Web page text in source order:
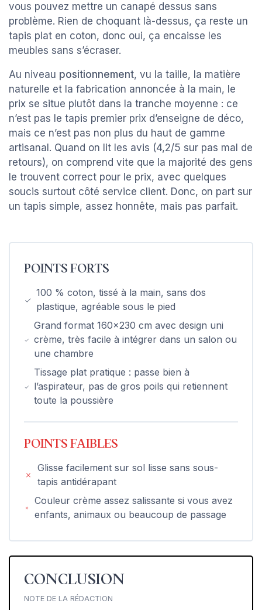
vous pouvez mettre un canapé dessus sans
problème. Rien de choquant là-dessus, ça reste un
tapis plat en coton, donc oui, ça encaisse les
meubles sans s’écraser.
Au niveau positionnement, vu la taille, la matière
naturelle et la fabrication annoncée à la main, le
prix se situe plutôt dans la tranche moyenne : ce
n’est pas le tapis premier prix d’enseigne de déco,
mais ce n’est pas non plus du haut de gamme
artisanal. Quand on lit les avis (4,2/5 sur pas mal de
retours), on comprend vite que la majorité des gens
le trouvent correct pour le prix, avec quelques
soucis surtout côté service client. Donc, on part sur
un tapis simple, assez honnête, mais pas parfait.
POINTS FORTS
100 % coton, tissé à la main, sans dos
plastique, agréable sous le pied
Grand format 160x230 cm avec design uni
crème, très facile à intégrer dans un salon ou
une chambre
Tissage plat pratique : passe bien à
l’aspirateur, pas de gros poils qui retiennent
toute la poussière
POINTS FAIBLES
Glisse facilement sur sol lisse sans sous-
tapis antidérapant
Couleur crème assez salissante si vous avez
enfants, animaux ou beaucoup de passage
CONCLUSION
NOTE DE LA RÉDACTION